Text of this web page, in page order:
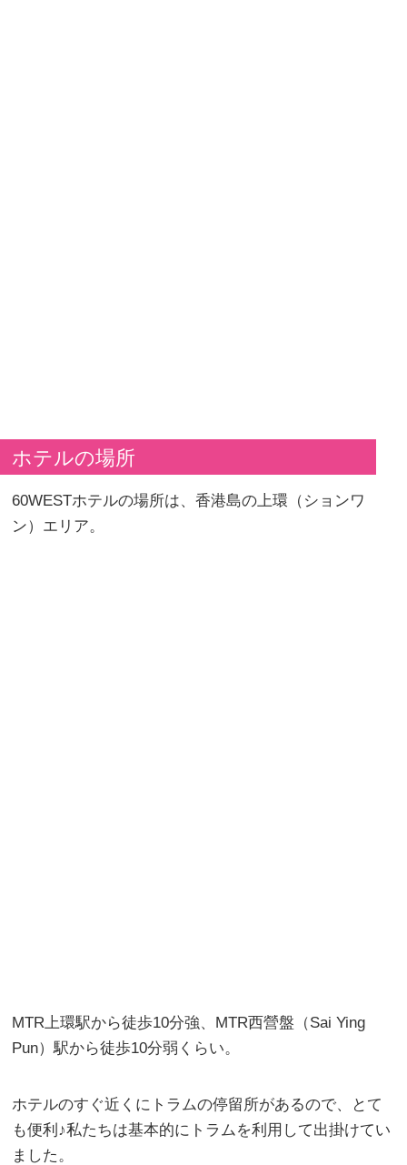
ホテルの場所
60WESTホテルの場所は、香港島の上環（ションワ
ン）エリア。
MTR上環駅から徒歩10分強、MTR西營盤（Sai Ying
Pun）駅から徒歩10分弱くらい。
ホテルのすぐ近くにトラムの停留所があるので、とて
も便利♪私たちは基本的にトラムを利用して出掛けてい
ました。